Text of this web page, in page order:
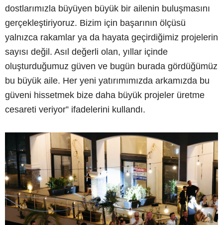
dostlarımızla büyüyen büyük bir ailenin buluşmasını
gerçekleştiriyoruz. Bizim için başarının ölçüsü
yalnızca rakamlar ya da hayata geçirdiğimiz projelerin
sayısı değil. Asıl değerli olan, yıllar içinde
oluşturduğumuz güven ve bugün burada gördüğümüz
bu büyük aile. Her yeni yatırımımızda arkamızda bu
güveni hissetmek bize daha büyük projeler üretme
cesareti veriyor” ifadelerini kullandı.